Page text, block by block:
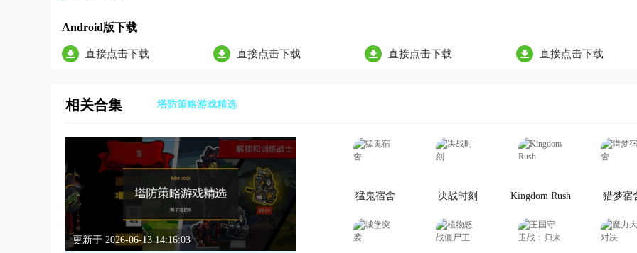
Android版下载
直接点击下载 直接点击下载 直接点击下载 直接点击下载
相关合集 塔防策略游戏精选
更新于 2026-06-13 14:16:03
猛鬼宿舍 决战时刻 Kingdom Rush 猎梦宿